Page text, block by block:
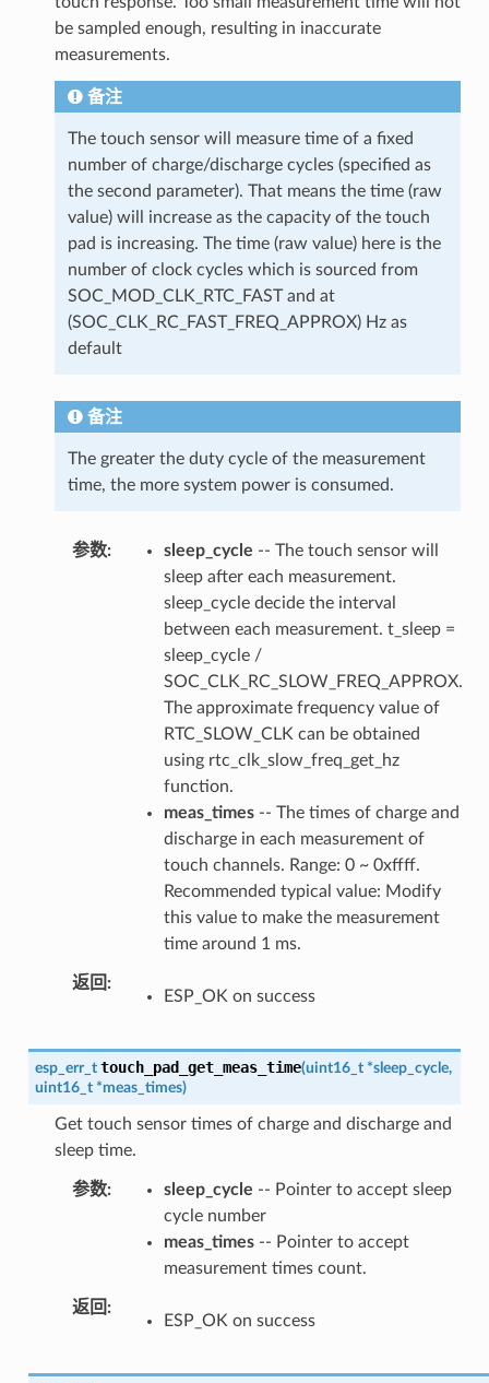
be sampled enough, resulting in inaccurate
measurements.
备注
The touch sensor will measure time of a fixed
number of charge/discharge cycles (specified as
the second parameter). That means the time (raw
value) will increase as the capacity of the touch
pad is increasing. The time (raw value) here is the
number of clock cycles which is sourced from
SOC_MOD_CLK_RTC_FAST and at
(SOC_CLK_RC_FAST_FREQ_APPROX) Hz as
default
备注
The greater the duty cycle of the measurement
time, the more system power is consumed.
参数 sleep_cycle -- The touch sensor will
sleep after each measurement.
sleep_cycle decide the interval
between each measurement. t_sleep =
sleep_cycle /
SOC_CLK_RC_SLOW_FREQ_APPROX.
The approximate frequency value of
RTC_SLOW_CLK can be obtained
using rtc_clk_slow_freq_get_hz
function.
meas_times-- The times of charge and
discharge in each measurement of
touch channels. Range: 0 ~ 0xffff.
Recommended typical value: Modify
this value to make the measurement
time around 1 ms.
返回
ESP_OK on success
esp_err_t touch_pad_get_meas_time(uint16_t *sleep_cycle,
uint16_t *meas_times)
Get touch sensor times of charge and discharge and
sleep time.
参数 sleep_cycle -- Pointer to accept sleep
cycle number
meas_times-- Pointer to accept
measurement times count.
返回
ESP_OK on success